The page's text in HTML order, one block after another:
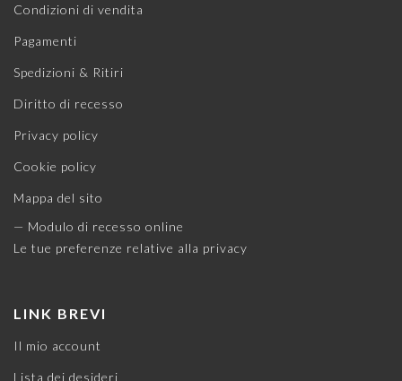
Condizioni di vendita
Pagamenti
Spedizioni & Ritiri
Diritto di recesso
Privacy policy
Cookie policy
Mappa del sito
— Modulo di recesso online
Le tue preferenze relative alla privacy
LINK BREVI
Il mio account
Lista dei desideri